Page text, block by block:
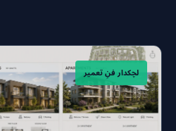
لچکدار فنِ تعمیر